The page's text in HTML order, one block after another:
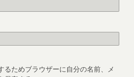
るためブラウザーに自分の名前、メ